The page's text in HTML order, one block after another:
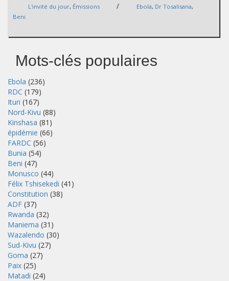
L'invité du jour, Émissions / Ebola, Dr Tosalisana,
Beni
Mots-clés populaires
Ebola (236)
RDC (179)
Ituri (167)
Nord-Kivu (88)
Kinshasa (81)
épidémie (66)
FARDC (56)
Bunia (54)
Beni (47)
Monusco (44)
Félix Tshisekedi (41)
Constitution (38)
ADF (37)
Rwanda (32)
Maniema (31)
Wazalendo (30)
Sud-Kivu (27)
Goma (27)
Paix (25)
Matadi (24)